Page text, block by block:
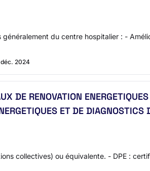
du centre hospitalier : -
2024
DE RENOVATION
ET DE DIAGNOSTICS
collectives) ou équivalente. - DPE :